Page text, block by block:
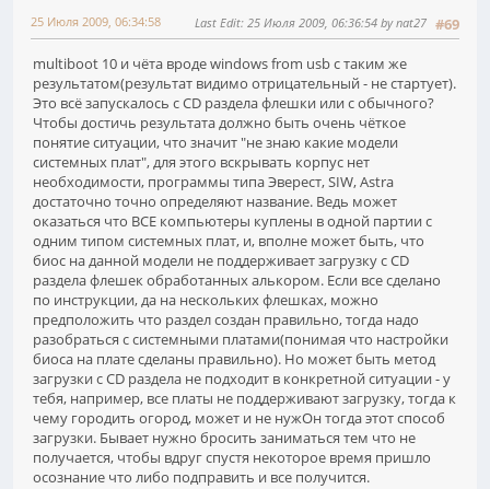
#69
25 Июля 2009, 06:34:58 Last Edit: 25 Июля 2009, 06:36:54 by nat27
multiboot 10 и чёта вроде windows from usb с таким же
результатом(результат видимо отрицательный - не стартует).
Это всё запускалось с CD раздела флешки или с обычного?
Чтобы достичь результата должно быть очень чёткое
понятие ситуации, что значит "не знаю какие модели
системных плат", для этого вскрывать корпус нет
необходимости, программы типа Эверест, SIW, Astra
достаточно точно определяют название. Ведь может
оказаться что ВСЕ компьютеры куплены в одной партии с
одним типом системных плат, и, вполне может быть, что
биос на данной модели не поддерживает загрузку с CD
раздела флешек обработанных алькором. Если все сделано
по инструкции, да на нескольких флешках, можно
предположить что раздел создан правильно, тогда надо
разобраться с системными платами(понимая что настройки
биоса на плате сделаны правильно). Но может быть метод
загрузки с CD раздела не подходит в конкретной ситуации - у
тебя, например, все платы не поддерживают загрузку, тогда к
чему городить огород, может и не нужОн тогда этот способ
загрузки. Бывает нужно бросить заниматься тем что не
получается, чтобы вдруг спустя некоторое время пришло
осознание что либо подправить и все получится.